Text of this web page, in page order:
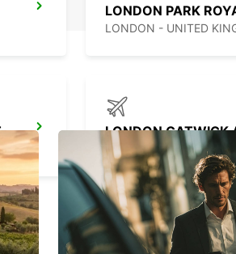
LONDON PARK
LONDON - UNITED
LONDON KINGS CROSS MAIN STATION
GATWICK - UNITED